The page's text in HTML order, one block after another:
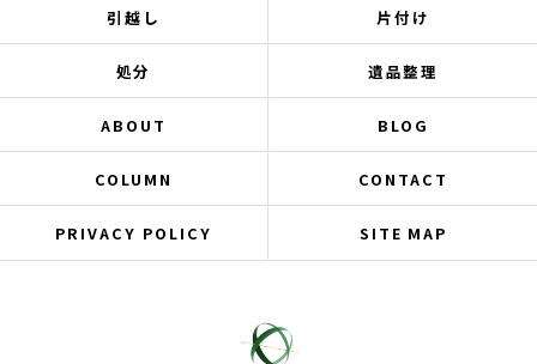
引越し 片付け
処分 遺品整理
ABOUT BLOG
COLUMN CONTACT
PRIVACY POLICY SITE MAP